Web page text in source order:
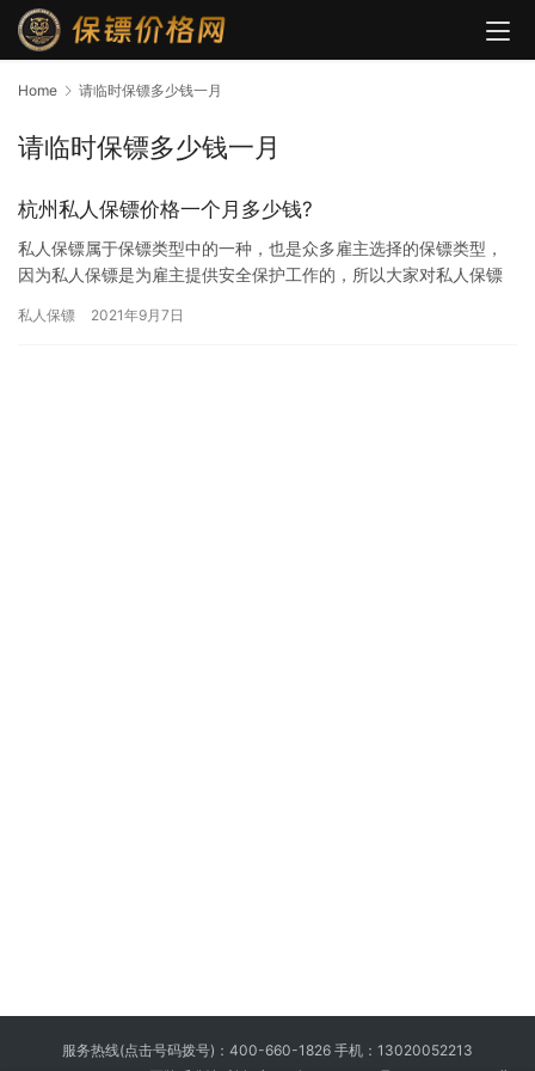
Home 请临时保镖多少钱一月
请临时保镖多少钱一月
杭州私人保镖价格一个月多少钱?
私人保镖属于保镖类型中的一种，也是众多雇主选择的保镖类型，
因为私人保镖是为雇主提供安全保护工作的，所以大家对私人保镖
一起…
私人保镖 2021年9月7日
服务热线(点击号码拨号)： 400-660-1826 手机： 13020052213